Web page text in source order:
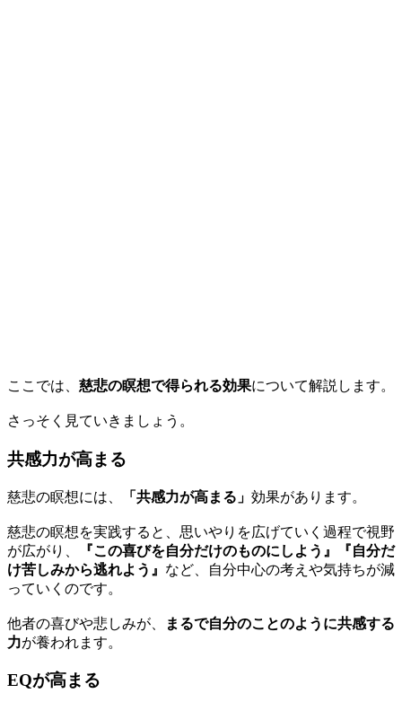
ここでは、 慈悲の瞑想で得られる効果について解説します。
さっそく見ていきましょう。
共感力が高まる
慈悲の瞑想には、 「共感力が高まる」 効果があります。
慈悲の瞑想を実践すると、思いやりを広げていく過程で視野
が広がり、
『この喜びを自分だけのものにしよう』『自分だ
け苦しみから逃れよう』 など、自分中心の考えや気持ちが減
っていくのです。
他者の喜びや悲しみが、
まるで自分のことのように共感する
力が養われます。
EQが高まる